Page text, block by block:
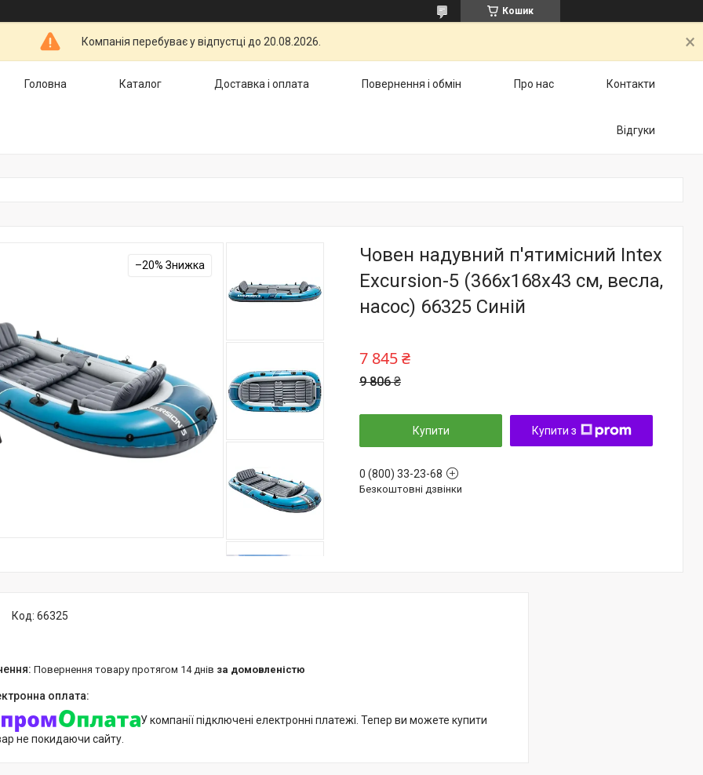
Кошик
Компанія перебуває у відпустці до 20.08.2026.
Головна Каталог Доставка і оплата Повернення і обмін Про нас Контакти
Відгуки
–20%
Човен надувний п'ятимісний Intex
Excursion-5 (366х168х43 см, весла,
насос) 66325 Синій
9 806 ₴
7 845 ₴
Купити Купити з
0 (800) 33-23-68
Безкоштовні дзвінки
Код: 66325
повернення товару протягом 14 днів за домовленістю
У компанії підключені електронні платежі. Тепер ви можете купити
не покидаючи сайту.